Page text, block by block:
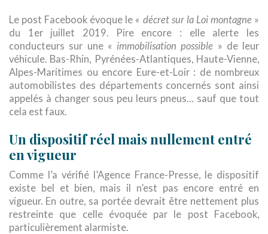
Le post Facebook évoque le « décret sur la Loi montagne»
du 1er juillet 2019. Pire encore : elle alerte les
conducteurs sur une « immobilisation possible » de leur
véhicule. Bas-Rhin, Pyrénées-Atlantiques, Haute-Vienne,
Alpes-Maritimes ou encore Eure-et-Loir : de nombreux
automobilistes des départements concernés sont ainsi
appelés à changer sous peu leurs pneus… sauf que tout
cela est faux.
Un dispositif réel mais nullement entré
en vigueur
Comme l’a vérifié l’Agence France-Presse, le dispositif
existe bel et bien, mais il n’est pas encore entré en
vigueur. En outre, sa portée devrait être nettement plus
restreinte que celle évoquée par le post Facebook,
particulièrement alarmiste.